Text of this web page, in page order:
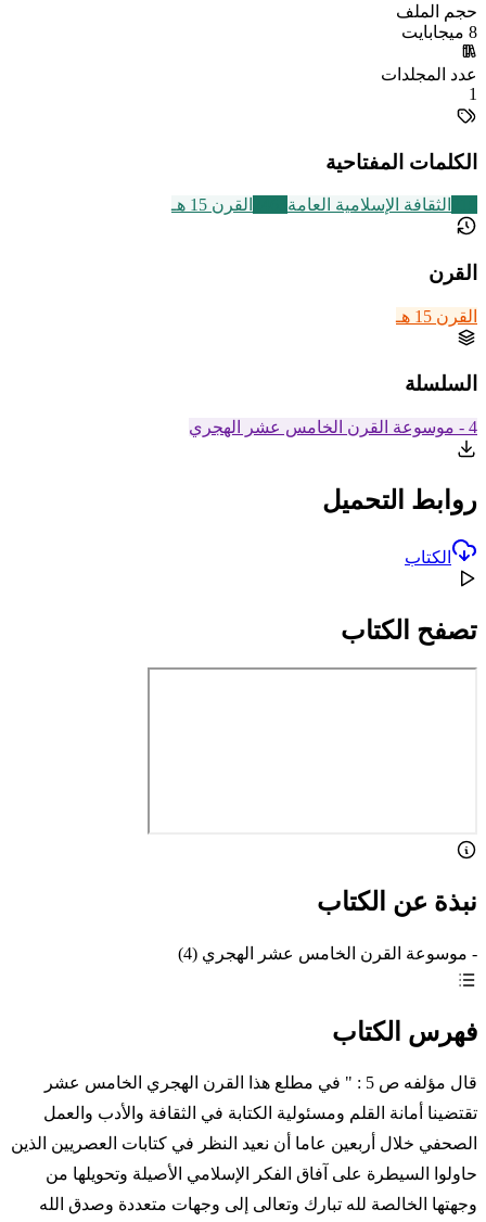
حجم الملف
8 ميجابايت
عدد المجلدات
1
الكلمات المفتاحية
الثقافة الإسلامية العامة القرن 15 هـ
القرن
القرن 15 هـ
السلسلة
4 - موسوعة القرن الخامس عشر الهجري
روابط التحميل
الكتاب
تصفح الكتاب
نبذة عن الكتاب
- موسوعة القرن الخامس عشر الهجري (4)
فهرس الكتاب
قال مؤلفه ص 5 : " في مطلع هذا القرن الهجري الخامس عشر
تقتضينا أمانة القلم ومسئولية الكتابة في الثقافة والأدب والعمل
الصحفي خلال أربعين عاما أن نعيد النظر في كتابات العصريين الذين
حاولوا السيطرة على آفاق الفكر الإسلامي الأصيلة وتحويلها من
وجهتها الخالصة لله تبارك وتعالى إلى وجهات متعددة وصدق الله